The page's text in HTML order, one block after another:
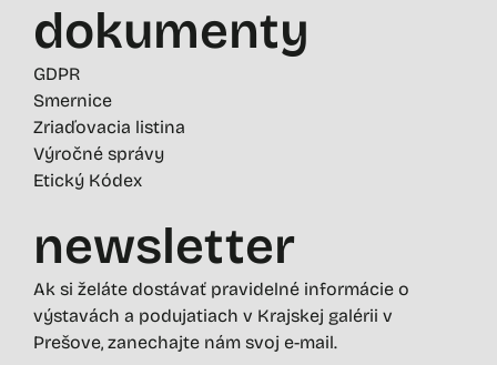
dokumenty
GDPR
Smernice
Zriaďovacia listina
Výročné správy
Etický Kódex
newsletter
Ak si želáte dostávať pravidelné informácie o
výstavách a podujatiach v Krajskej galérii v
Prešove, zanechajte nám svoj e-mail.